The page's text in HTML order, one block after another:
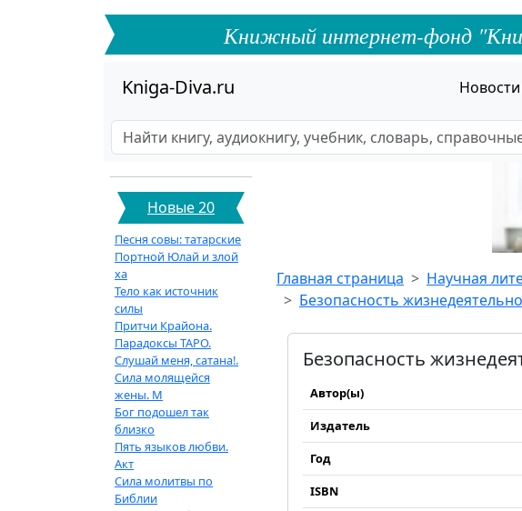
Книжный интернет-фонд
Kniga-Diva.ru Новости
Новые 20
Песня совы: татарские
Портной Юлай и злой
ха
Тело как источник
силы
Притчи Крайона.
Парадоксы ТАРО.
Слушай меня, сатана!.
Сила молящейся
жены. М
Бог подошел так
близко
Пять языков любви.
Акт
Сила молитвы по
Библии
Главная страница
Научная
Безопасность
Безопасность
Автор(ы)
Издатель
Год
ISBN